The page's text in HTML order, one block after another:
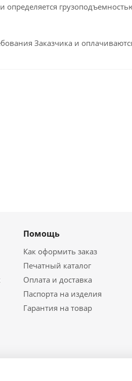
Заказчика и
Помощь
Как оформить заказ
Печатный каталог
Оплата и доставка
Паспорта на изделия
Гарантия на товар